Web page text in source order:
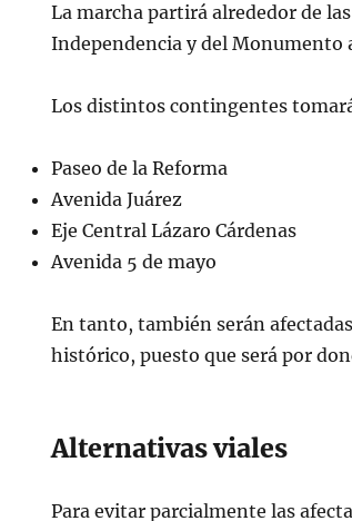
La marcha partirá alrededor de
Independencia y del Monumento
Los distintos contingentes
Paseo de la Reforma
Avenida Juárez
Eje Central Lázaro Cárdenas
Avenida 5 de mayo
En tanto, también serán
histórico, puesto que será por
Alternativas viales
Para evitar parcialmente las